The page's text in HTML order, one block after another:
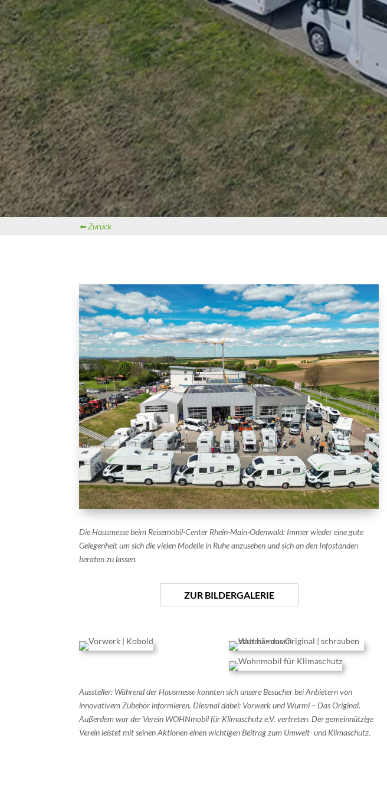
⬅ Zurück
Die Hausmesse beim Reisemobil-Center Rhein-Main-Odenwald: Immer wieder eine gute
Gelegenheit um sich die vielen Modelle in Ruhe anzusehen und sich an den Infoständen
beraten zu lassen.
ZUR BILDERGALERIE
Aussteller: Während der Hausmesse konnten sich unsere Besucher bei Anbietern von
innovativem Zubehör informieren. Diesmal dabei: Vorwerk und Wurmi – Das Original.
Außerdem war der Verein WOHNmobil für Klimaschutz e.V. vertreten. Der gemeinnützige
Verein leistet mit seinen Aktionen einen wichtigen Beitrag zum Umwelt- und Klimaschutz.